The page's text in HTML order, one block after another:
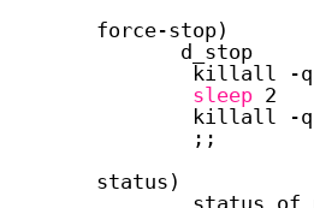
force-stop)
d_stop
killall -q
sleep 2
killall -q -9
;;
status)